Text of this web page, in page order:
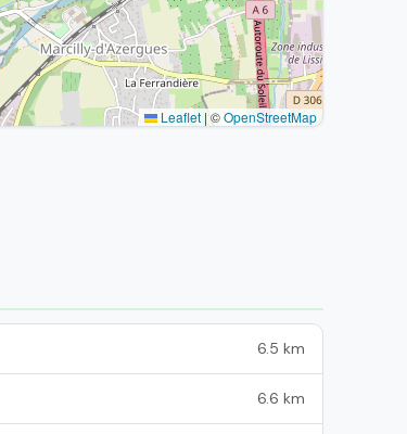
Leaflet | ©OpenStreetMap
6.5 km
6.6 km